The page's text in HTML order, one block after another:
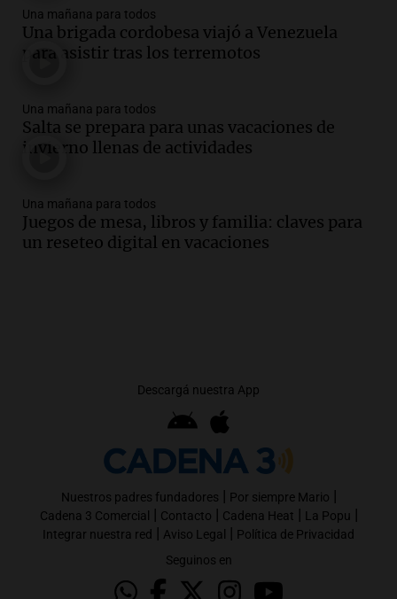
Una mañana para todos
Una brigada cordobesa viajó a Venezuela
para asistir tras los terremotos
Una mañana para todos
Salta se prepara para unas vacaciones de
invierno llenas de actividades
Una mañana para todos
Juegos de mesa, libros y familia: claves para
un reseteo digital en vacaciones
Descargá nuestra App
Nuestros padres fundadores | Por siempre Mario |
Cadena 3 Comercial | Contacto | Cadena Heat | La Popu |
Integrar nuestra red | Aviso Legal | Política de Privacidad
Seguinos en